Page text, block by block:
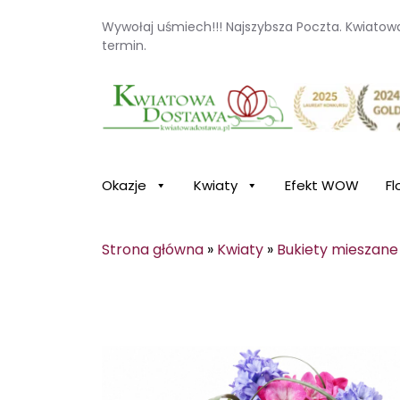
Wywołaj uśmiech!!! Najszybsza Poczta.
termin.
Kwiaciarnia internetowa Kwiatowa
Okazje Kwiaty Efekt WOW
Strona główna » Kwiaty » Bukiety mieszane